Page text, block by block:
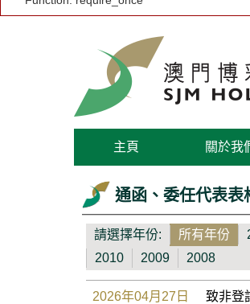
主頁 關於我
通函、委任代表表
請選擇年份: 所有年份
2010
2009 2008
2026年04月27日 致非登